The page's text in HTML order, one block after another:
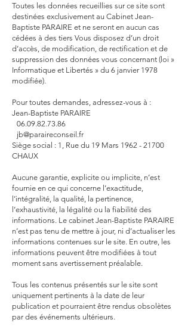
Toutes les données recueillies sur ce site sont
destinées exclusivement au Cabinet Jean-
Baptiste PARAIRE et ne seront en aucun cas
cédées à des tiers Vous disposez d’un droit
d’accès, de modification, de rectification et de
suppression des données vous concernant (loi »
Informatique et Libertés » du 6 janvier 1978
modifiée).
Pour toutes demandes, adressez-vous à :
Jean-Baptiste PARAIRE
06.09.82.73.86
jb@paraireconseil.fr
Siège social : 1, Rue du 19 Mars 1962 - 21700
CHAUX
Aucune garantie, explicite ou implicite, n’est
fournie en ce qui concerne l’exactitude,
l’intégralité, la qualité, la pertinence,
l’exhaustivité, la légalité ou la fiabilité des
informations. Le cabinet Jean-Baptiste PARAIRE
n’est pas tenu de mettre à jour, ni d’actualiser les
informations contenues sur le site. En outre, les
informations peuvent être modifiées à tout
moment sans avertissement préalable.
Tous les contenus présentés sur le site sont
uniquement pertinents à la date de leur
publication et pourraient être rendus obsolètes
par des événements ultérieurs.